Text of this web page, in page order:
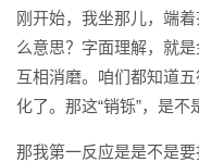
刚开始，我坐那儿，端
么意思？字面理解，就
互相消磨。咱们都知道
化了。那这“销铄”，是不
那我第一反应是是不是